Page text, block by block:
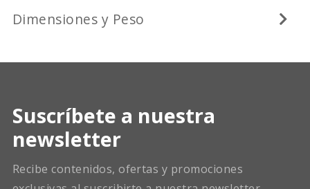
Dimensiones y Peso
Suscríbete a nuestra
newsletter
Recibe contenidos, ofertas y promociones